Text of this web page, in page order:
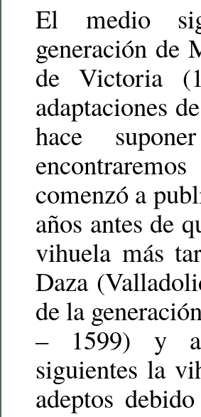
El medio
generación de
de Victoria
adaptaciones
hace
comenzó a
años antes de
vihuela más
Daza
de la
– 1599) y
siguientes la
adeptos